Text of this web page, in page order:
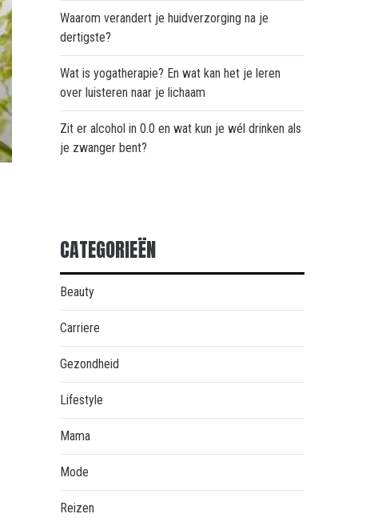
Waarom verandert je huidverzorging na je
dertigste?
Wat is yogatherapie? En wat kan het je leren
over luisteren naar je lichaam
Zit er alcohol in 0.0 en wat kun je wél drinken als
je zwanger bent?
CATEGORIEËN
Beauty
Carriere
Gezondheid
Lifestyle
Mama
Mode
Reizen